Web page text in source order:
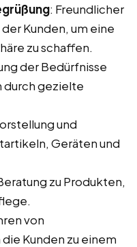
: Freundlicher
Kunden, um eine
zu schaffen.
der Bedürfnisse
durch gezielte
und
Geräten und
zu Produkten,
von
Kunden zu einem